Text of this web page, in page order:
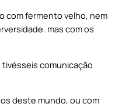
com fermento velho, nem
mas com os
tivésseis comunicação
deste mundo, ou com